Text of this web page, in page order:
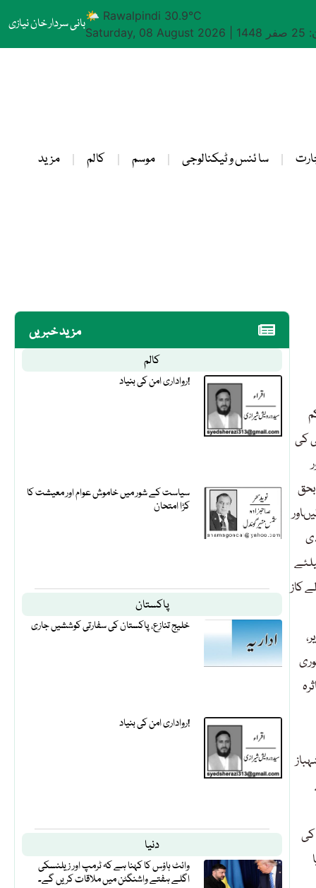
بانی سردار خان نیازی🌤 Rawalpindi 30.9°C
Saturday, 08 August 2026
سا ئنس و ٹیکنالوجی موسم کالم مزید
مزید خبریں
کالم
رواداری امن کی بنیاد!
سیاست کے شور میں خاموش عوام اور معیشت کا
کڑا امتحان
پاکستان
خلیج تنازع، پاکستان کی سفارتی کوششیں جاری
رواداری امن کی بنیاد!
دنیا
وائٹ ہاؤس کا کہنا ہے کہ ٹرمپ اور زیلنسکی
اگلے ہفتے واشنگٹن میں ملاقات کریں گے۔
کی
کاز
کی